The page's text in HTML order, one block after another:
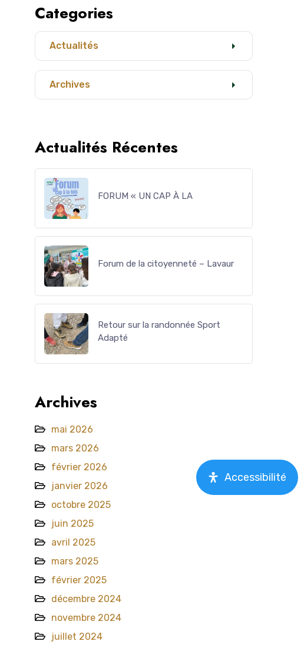
Categories
Actualités
Archives
Actualités Récentes
FORUM « UN CAP À LA
Forum de la citoyenneté – Lavaur
Retour sur la randonnée Sport
Adapté
Archives
mai 2026
mars 2026
février 2026
janvier 2026
octobre 2025
juin 2025
avril 2025
mars 2025
février 2025
décembre 2024
novembre 2024
juillet 2024
Accessibilité